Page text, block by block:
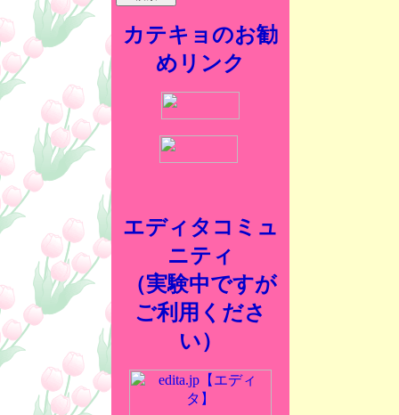
カテキョのお勧
めリンク
エディタコミュ
ニティ
（実験中ですが
ご利用くださ
い）